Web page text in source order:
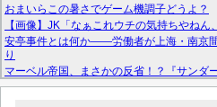
おまいらこの暑さでゲーム機調子どうよ？
【画像】JK「なぁこれウチの気持ちやねん
安亭事件とは何か——労働者が上海・南京
り
マーベル帝国、まさかの反省！？『サンダ
ニーCEOの「量より質」宣言の裏で渦巻